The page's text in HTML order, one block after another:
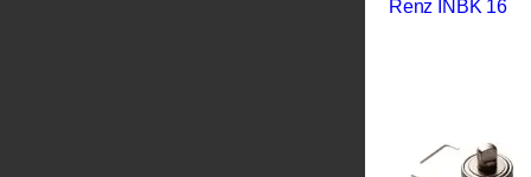
Renz INBK 16